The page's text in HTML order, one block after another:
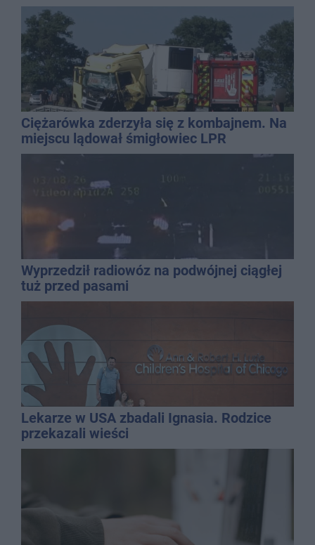
Ciężarówka zderzyła się z kombajnem. Na
miejscu lądował śmigłowiec LPR
Wyprzedził radiowóz na podwójnej ciągłej
tuż przed pasami
Lekarze w USA zbadali Ignasia. Rodzice
przekazali wieści